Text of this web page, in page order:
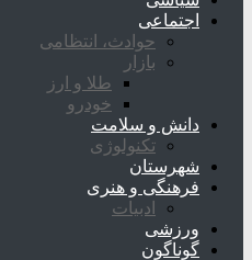
اجتماعی
حوادث، انتظامی
بازار
طلا و ارز
خودرو
دانش و سلامت
تکنولوژی
شهرستان
فرهنگی و هنری
ادبیات
ورزشی
گوناگون